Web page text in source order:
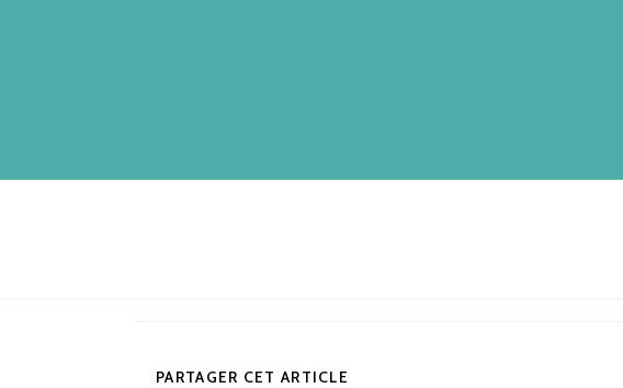
PARTAGER CET ARTICLE